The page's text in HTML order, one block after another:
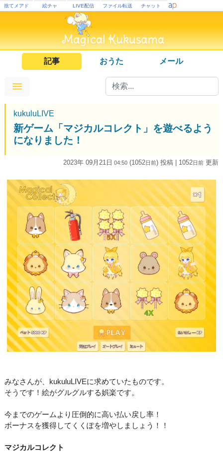
捨てメアド 絵チャ LIVE配信 ファイル転送 チャット
記事 おうた メール
kukuluLIVE
新ゲーム「マジカルコレクト」を遊べるよう
になりました！
2023年 09月21日 04:50 (1052日前) 投稿 | 1052日前 更新
みなさんが、kukuluLIVEに求めていたものです。
そうです！絵がグルグルする娯楽です。
今までのゲームより圧倒的に高い払い戻し率！
ボーナスを獲得してくくぽを増やしましょう！！
マジカルコレクト